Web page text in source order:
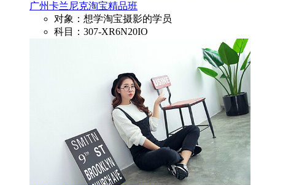
广州卡兰尼克淘宝精品班
对象：想学淘宝摄影的学员
科目：307-XR6N20IO